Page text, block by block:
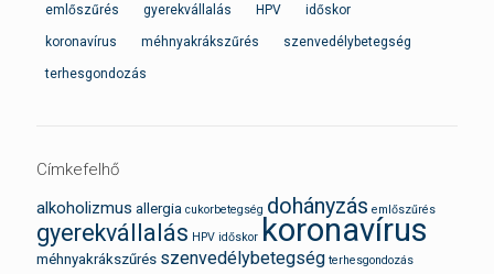
emlőszűrés gyerekvállalás HPV időskor
koronavírus méhnyakrákszűrés szenvedélybetegség
terhesgondozás
Címkefelhő
alkoholizmus allergia cukorbetegség dohányzás emlőszűrés
gyerekvállalás HPV időskor koronavírus
méhnyakrákszűrés szenvedélybetegség terhesgondozás